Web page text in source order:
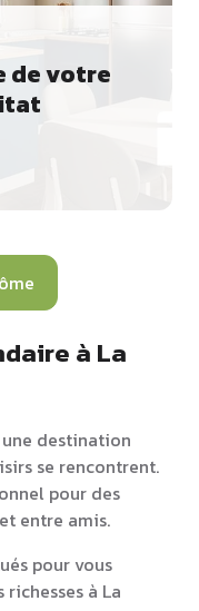
de votre
à La
destination
se rencontrent.
pour des
entre amis.
pour vous
à La